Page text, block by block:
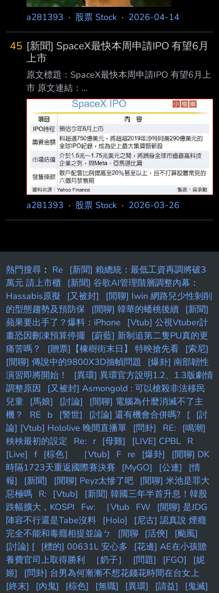
ISI 13日將Sandisk投資評等初步設定
a281393 · 股票 Stock · 2026-04-14
45 [新聞] SpaceX最快本周申請IPO 有望6月
上市
原文標題：SpaceX最快本周申請IPO 有望6月上
市 原文連結：
https://www.ctee.com.tw/news/202603267000
75-430704 發布時間：2026.03.26 03:00 記者
署名：工商時報 吳承勳 原文內容：
https://i.imgur.com/3BFQGlJ.jpeg 根據科技媒體
The Information報導，馬斯克的太空公司
SpaceX最快本周或下周將向監管 機構提交IPO
招股說明書，目標在6月掛牌上市，預估籌集
750億美元（約新台幣2.4兆元） ，
a281393 · 股票 Stock · 2026-03-26
熱門搜尋 ： Re
[新聞] 賴總統：最低工資再調將破3
萬元 請上市櫃
[新聞] 谷歌AI管理階層調整內幕：
Hassabis原擬
[又被封]
[閒聊] Iwin 網路兒少性剝削
的型態趨勢及預防保
[閒聊] 韓華的蟠桃後續
[新聞]
蘋果要出手了？爆料：iPhone
[Vtub] 公視Vtuber計
畫恐因刪凍預算停擺
[蔚藍] 新制追第二隻PU真的更
痛苦嗎？
[贈票]【橡樹街末日】 特映搶先看
[索尼]
[閒聊] 傳說中的9800X3D抽幀問題
[爆卦] 南部韌性
演習即將開始！
[異環] 異環官方說明1.2、1.3版劇情
調整原因
[又被封] Asmongold : 可以槍殺非法移民
兒童
[馬娘] [討論]
[閒聊] 電腦為什麼消滅不了主
機？
RE b [警世] [討論] 還有機會合併嗎? [
[討
論] [Vtub] Hololive 晚間直播單
[問卦] RE:
[鳴潮]
秧秧最初的設定
Re: r [母雞] [LIVE] CPBL R
[Live]
f [棕色］ ［Vtub] F re [爆卦]
[閒聊] DK
時隔1723天重返國際賽決賽
[MyGO] [公連]
[情
報]
[新聞] [閒聊] Peyz太慘了吧
[閒聊] 米池是罪大
惡極嗎 R: [Vtub]
[新聞] 韓國三年半首升息！韓股
跌幅擴大，KOSPI
Fw: ［Vtub FW
[閒聊] 是JDG
陣容不行還是Tabe沒料
[Holo]
[尼古] 認真說 煙癮
完全不能和毒癮相提並論ㄅ
[閒聊 [活俠]
[颱風]
[討論] [
[標的] 00631L 安心多
[花邊] AE在小孩贍
養費官司上取得勝利
［奶子］ [問題] [FGO]
[妮
姬]
[問卦] 台男為何漸漸不想花錢花時間在台女上
[終末]
[內鬼] [棕色] [無職] [異環] [請益]
[鬼滅]